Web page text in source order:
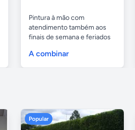
Pintura à mão com
atendimento também aos
finais de semana e feriados
A combinar
Popular